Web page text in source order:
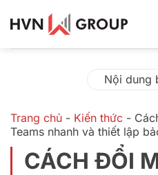
qua
nội
dung
Nội dung
Trang chủ - Kiến thức -
Teams nhanh và thiết lập
CÁCH ĐỔI